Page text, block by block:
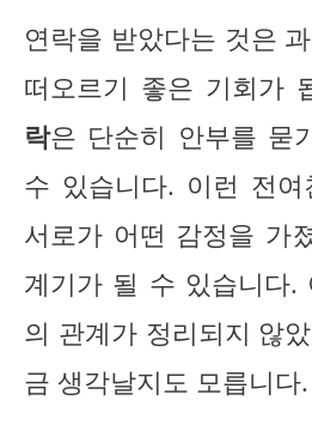
연락을 받았다는 것은
떠오르기 좋은 기회가
락은 단순히 안부를 묻
수 있습니다. 이런 전
서로가 어떤 감정을 가
계기가 될 수 있습니다.
의 관계가 정리되지 않
금 생각날지도 모릅니다.